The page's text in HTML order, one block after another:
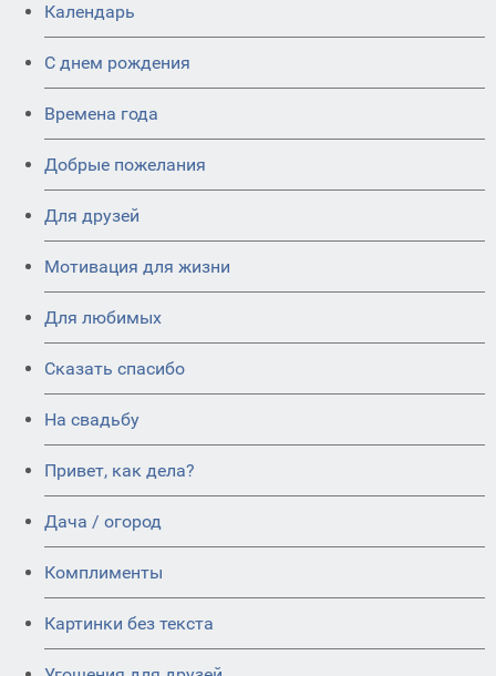
Календарь
C днем рождения
Времена года
Добрые пожелания
Для друзей
Мотивация для жизни
Для любимых
Сказать спасибо
На свадьбу
Привет, как дела?
Дача / огород
Комплименты
Картинки без текста